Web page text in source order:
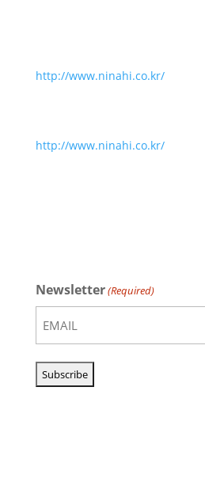
http://www.ninahi.co.kr/
http://www.ninahi.co.kr/
Newsletter(Required)